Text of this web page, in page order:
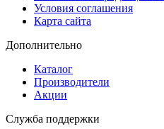
Условия соглашения
Карта сайта
Дополнительно
Каталог
Производители
Акции
Служба поддержки